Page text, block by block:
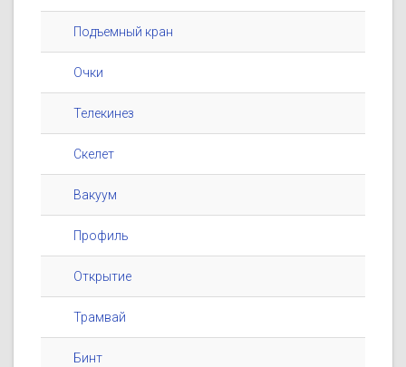
Подъемный кран
Очки
Телекинез
Скелет
Вакуум
Профиль
Открытие
Трамвай
Бинт